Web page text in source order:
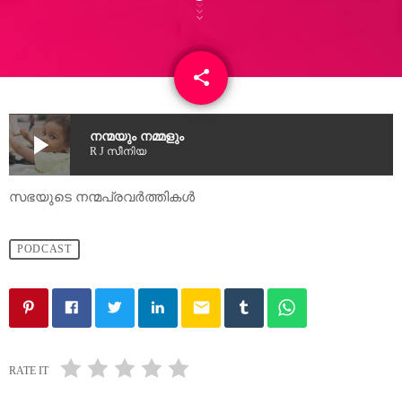
share
email
play_arrow നന്മയും നമ്മളും
R J സീനിയ
സഭയുടെ നന്മപ്രവർത്തികൾ
PODCAST
email
RATE IT